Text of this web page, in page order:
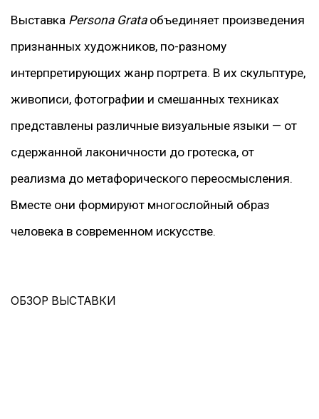
Выставка Persona Grataобъединяет произведения
признанных художников, по-разному
интерпретирующих жанр портрета. В их скульптуре,
живописи, фотографии и смешанных техниках
представлены различные визуальные языки — от
сдержанной лаконичности до гротеска, от
реализма до метафорического переосмысления.
Вместе они формируют многослойный образ
человека в современном искусстве.
ОБЗОР ВЫСТАВКИ